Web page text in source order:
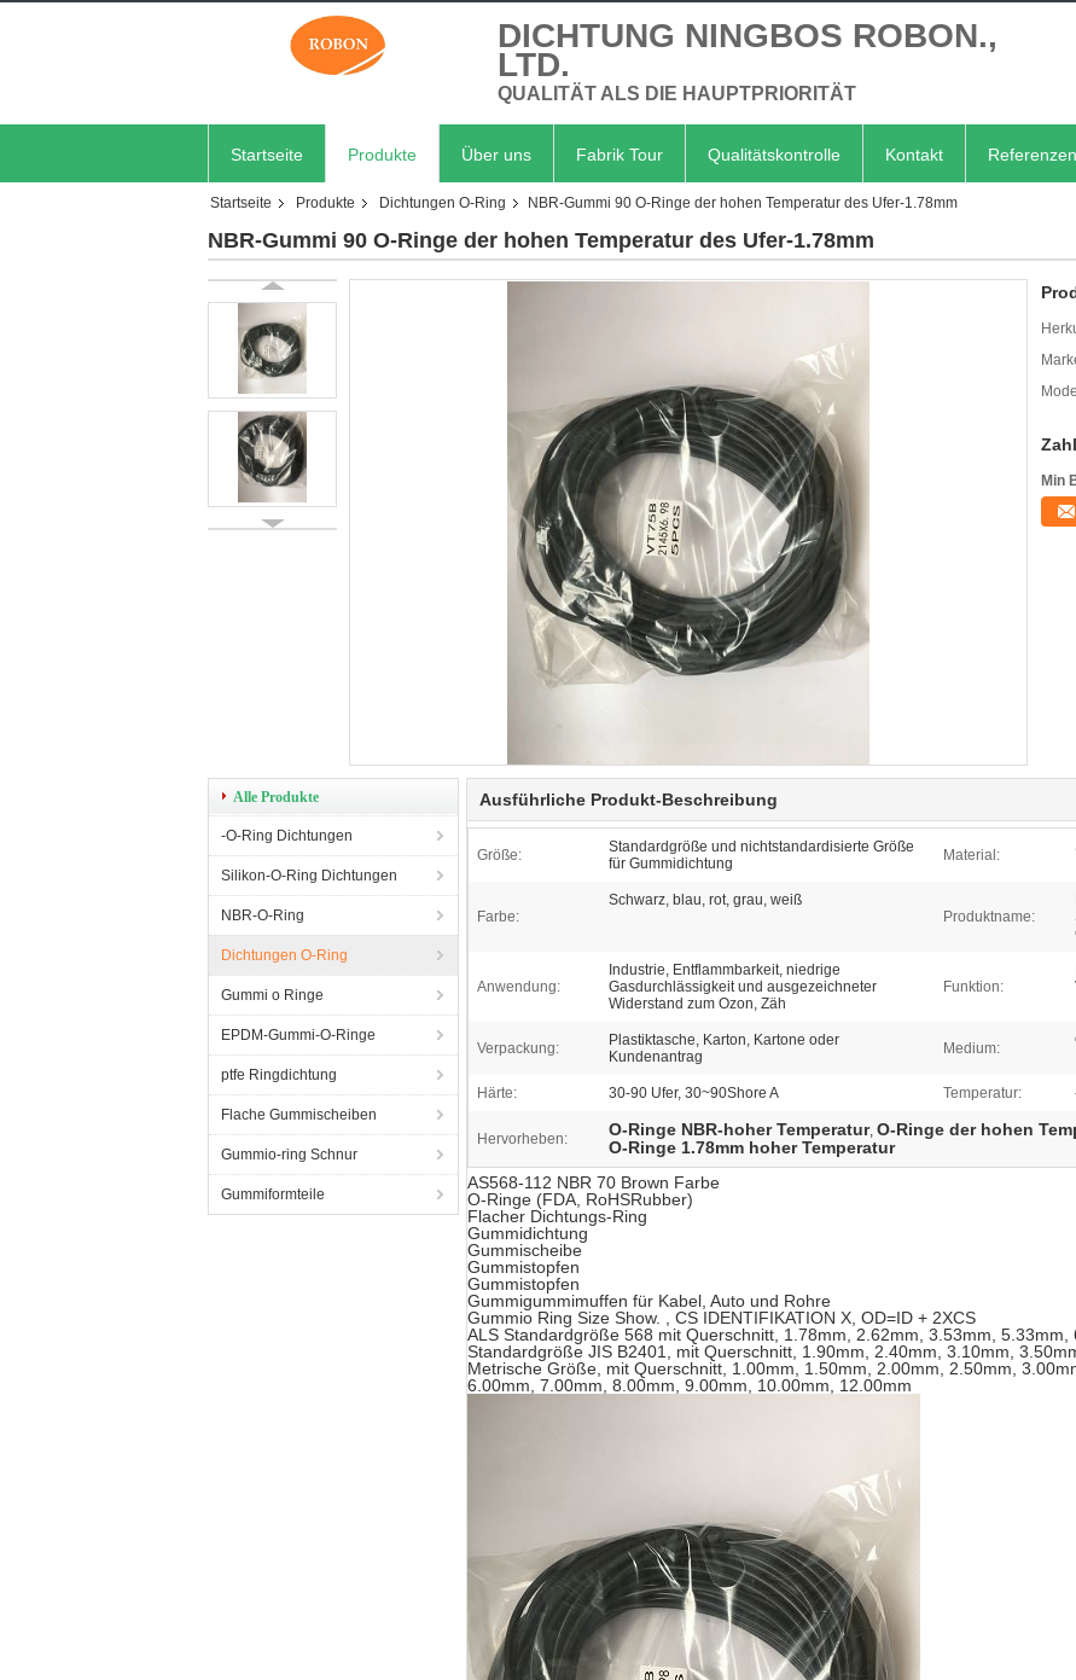
DICHTUNG NINGBOS ROBON.,
LTD.
QUALITÄT ALS DIE HAUPTPRIORITÄT
Startseite Produkte Über uns Fabrik Tour Qualitätskontrolle Kontakt Referenzen
Startseite Produkte Dichtungen O-Ring NBR-Gummi 90 O-Ringe der hohen Temperatur des Ufer-1.78mm
NBR-Gummi 90 O-Ringe der hohen Temperatur des Ufer-1.78mm
Min
Alle Produkte
-O-Ring Dichtungen
Silikon-O-Ring Dichtungen
NBR-O-Ring
Dichtungen O-Ring
Gummi o Ringe
EPDM-Gummi-O-Ringe
ptfe Ringdichtung
Flache Gummischeiben
Gummio-ring Schnur
Gummiformteile
Ausführliche Produkt-Beschreibung
Größe:
Standardgröße und nichtstandardisierte Größe
für Gummidichtung
Material:
Farbe:
Schwarz, blau, rot, grau, weiß
Produktname:
Anwendung:
Industrie, Entflammbarkeit, niedrige
Gasdurchlässigkeit und ausgezeichneter
Widerstand zum Ozon, Zäh
Funktion:
Verpackung:
Plastiktasche, Karton, Kartone oder
Kundenantrag
Medium:
Härte: 30-90 Ufer, 30~90Shore A Temperatur:
Hervorheben: O-Ringe NBR-hoher Temperatur, O-Ringe der hohen
O-Ringe 1.78mm hoher Temperatur
AS568-112 NBR 70 Brown Farbe
O-Ringe (FDA, RoHSRubber)
Flacher Dichtungs-Ring
Gummidichtung
Gummischeibe
Gummistopfen
Gummistopfen
Gummigummimuffen für Kabel, Auto und Rohre
Gummio Ring Size Show. , CS IDENTIFIKATION X, OD=ID + 2XCS
ALS Standardgröße 568 mit Querschnitt, 1.78mm, 2.62mm, 3.53mm, 5.33mm,
Standardgröße JIS B2401, mit Querschnitt, 1.90mm, 2.40mm, 3.10mm,
Metrische Größe, mit Querschnitt, 1.00mm, 1.50mm, 2.00mm, 2.50mm,
6.00mm, 7.00mm, 8.00mm, 9.00mm, 10.00mm, 12.00mm